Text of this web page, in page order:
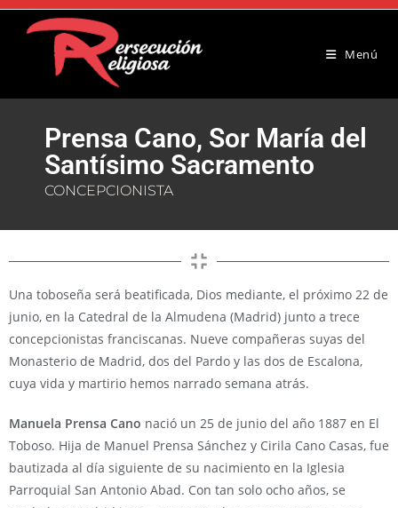
Menú
Prensa Cano, Sor María del
Santísimo Sacramento
CONCEPCIONISTA
Una toboseña será beatificada, Dios mediante, el próximo 22 de
junio, en la Catedral de la Almudena (Madrid) junto a trece
concepcionistas franciscanas. Nueve compañeras suyas del
Monasterio de Madrid, dos del Pardo y las dos de Escalona,
cuya vida y martirio hemos narrado semana atrás.
Manuela Prensa Cano nació un 25 de junio del año 1887 en El
Toboso. Hija de Manuel Prensa Sánchez y Cirila Cano Casas, fue
bautizada al día siguiente de su nacimiento en la Iglesia
Parroquial San Antonio Abad. Con tan solo ocho años, se